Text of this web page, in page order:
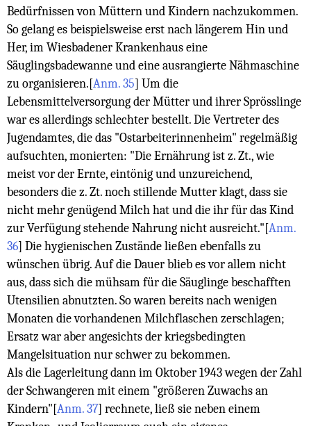
Bedürfnissen von Müttern und Kindern nachzukommen.
So gelang es beispielsweise erst nach längerem Hin und
Her, im Wiesbadener Krankenhaus eine
Säuglingsbadewanne und eine ausrangierte Nähmaschine
zu organisieren. [Anm. 35] Um die
Lebensmittelversorgung der Mütter und ihrer Sprösslinge
war es allerdings schlechter bestellt. Die Vertreter des
Jugendamtes, die das "Ostarbeiterinnenheim" regelmäßig
aufsuchten, monierten: "Die Ernährung ist z. Zt., wie
meist vor der Ernte, eintönig und unzureichend,
besonders die z. Zt. noch stillende Mutter klagt, dass sie
nicht mehr genügend Milch hat und die ihr für das Kind
zur Verfügung stehende Nahrung nicht ausreicht." [Anm.
36] Die hygienischen Zustände ließen ebenfalls zu
wünschen übrig. Auf die Dauer blieb es vor allem nicht
aus, dass sich die mühsam für die Säuglinge beschafften
Utensilien abnutzten. So waren bereits nach wenigen
Monaten die vorhandenen Milchflaschen zerschlagen;
Ersatz war aber angesichts der kriegsbedingten
Mangelsituation nur schwer zu bekommen.
Als die Lagerleitung dann im Oktober 1943 wegen der Zahl
der Schwangeren mit einem "größeren Zuwachs an
Kindern" [Anm. 37] rechnete, ließ sie neben einem